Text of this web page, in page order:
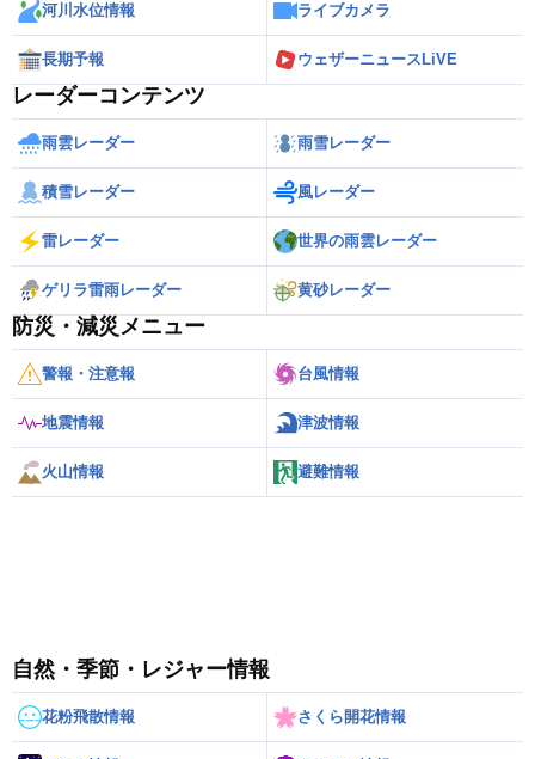
河川水位情報 ライブカメラ
長期予報 ウェザーニュースLiVE
レーダーコンテンツ
雨雲レーダー 雨雪レーダー
積雪レーダー 風レーダー
雷レーダー 世界の雨雲レーダー
ゲリラ雷雨レーダー 黄砂レーダー
防災・減災メニュー
警報・注意報 台風情報
地震情報 津波情報
火山情報 避難情報
自然・季節・レジャー情報
花粉飛散情報 さくら開花情報